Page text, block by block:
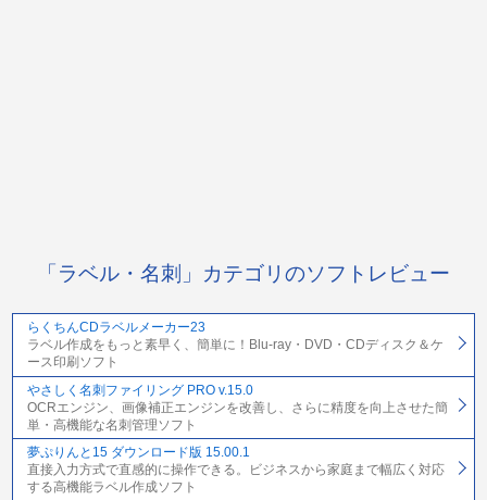
「ラベル・名刺」カテゴリのソフトレビュー
らくちんCDラベルメーカー23
ラベル作成をもっと素早く、簡単に！Blu-ray・DVD・CDディスク＆ケ
ース印刷ソフト
やさしく名刺ファイリング PRO v.15.0
OCRエンジン、画像補正エンジンを改善し、さらに精度を向上させた簡
単・高機能な名刺管理ソフト
夢ぷりんと15 ダウンロード版 15.00.1
直接入力方式で直感的に操作できる。ビジネスから家庭まで幅広く対応
する高機能ラベル作成ソフト